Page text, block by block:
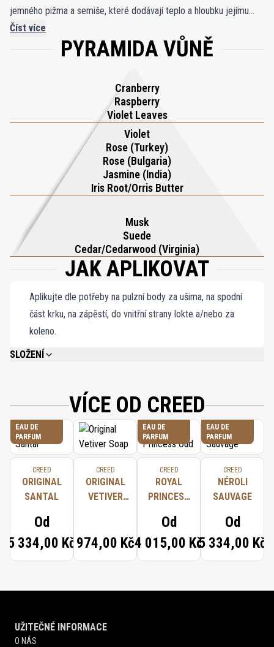
jemného pižma a semiše, které dodávají teplo a hloubku jejímu
smyslnému závěru. Love in Black je elegantní, avšak záhadná vůně
pro ženy, které přitahují pozornost s ladností a šarmem,
Číst více
PYRAMIDA VŮNĚ
Cranberry
Raspberry
Violet Leaves
Violet
Rose (Turkey)
Rose (Bulgaria)
Jasmine (India)
Iris Root/Orris Butter
Musk
Suede
Cedar/Cedarwood (Virginia)
JAK APLIKOVAT
Aplikujte dle potřeby na pulzní body za ušima, na spodní
část krku, na zápěstí, do vnitřní strany lokte a/nebo za
koleno.
SLOŽENÍ
GERANIOL, CITRONELLOL, BENZYL BENZOATE, COUMARIN.
VÍCE OD CREED
EAU DE
PARFUM
CREED
ORIGINAL
SANTAL
Od
5 334,00 Kč
CREED
ORIGINAL
VETIVER
974,00 Kč
EAU DE
PARFUM
CREED
ROYAL
PRINCESS
Od
4 015,00 Kč
EAU DE
PARFUM
CREED
NÉROLI
SAUVAGE
Od
5 334,00 Kč
UŽITEČNÉ INFORMACE
O NÁS